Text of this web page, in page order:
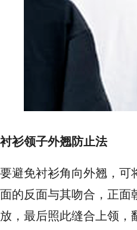
衬衫领子外翘防止法
要避免衬衫角向外翘，
面的反面与其吻合，正
放，最后照此缝合上领